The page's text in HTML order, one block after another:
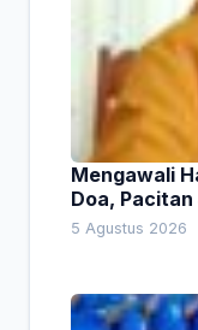
Mengawali
Doa,
Indonesia
5 Agustus 2026